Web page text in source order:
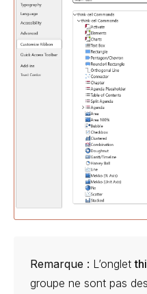
Remarque : L’onglet
groupe ne sont pas